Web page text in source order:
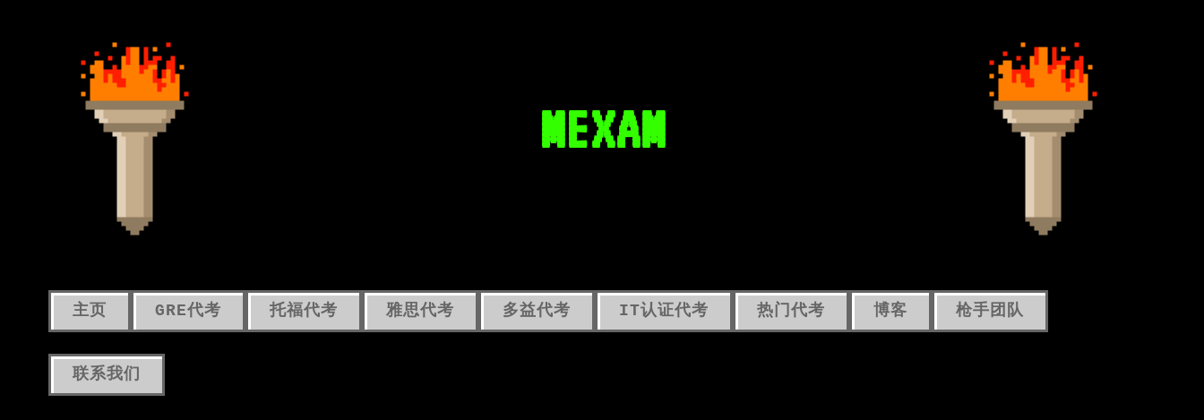
MEXAM
主页 GRE代考 托福代考 雅思代考 多益代考 IT认证代考 热门代考 博客 枪手团队
联系我们